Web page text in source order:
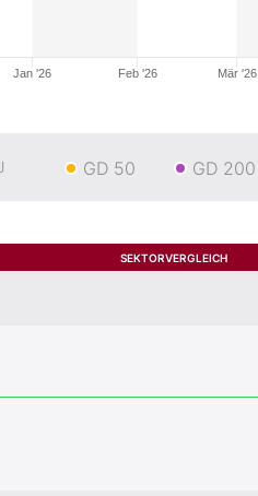
Jan '26 Feb '26 Mär '26
GD 50 GD 200
SEKTORVERGLEICH